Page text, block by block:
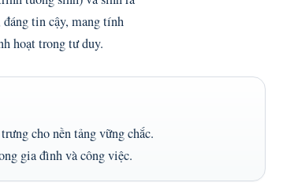
tin cậy, mang tính
hoạt trong tư duy.
cho nền tảng vững chắc.
gia đình và công việc.